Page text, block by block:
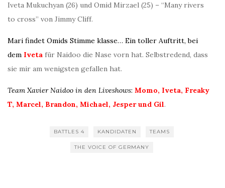
Iveta Mukuchyan (26) und Omid Mirzael (25) – “Many rivers
to cross” von Jimmy Cliff.
Mari findet Omids Stimme klasse… Ein toller Auftritt, bei
dem Iveta für Naidoo die Nase vorn hat. Selbstredend, dass
sie mir am wenigsten gefallen hat.
Team Xavier Naidoo in den Liveshows: Momo, Iveta, Freaky
T, Marcel, Brandon, Michael, Jesper und Gil.
BATTLES 4 KANDIDATEN TEAMS
THE VOICE OF GERMANY